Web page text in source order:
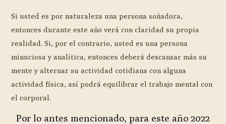
Si usted es por naturaleza una persona soñadora,
entonces durante este año verá con claridad su propia
realidad. Si, por el contrario, usted es una persona
minuciosa y analítica, entonces deberá descansar más su
mente y alternar su actividad cotidiana con alguna
actividad física, así podrá equilibrar el trabajo mental con
el corporal.
Por lo antes mencionado, para este año 2022